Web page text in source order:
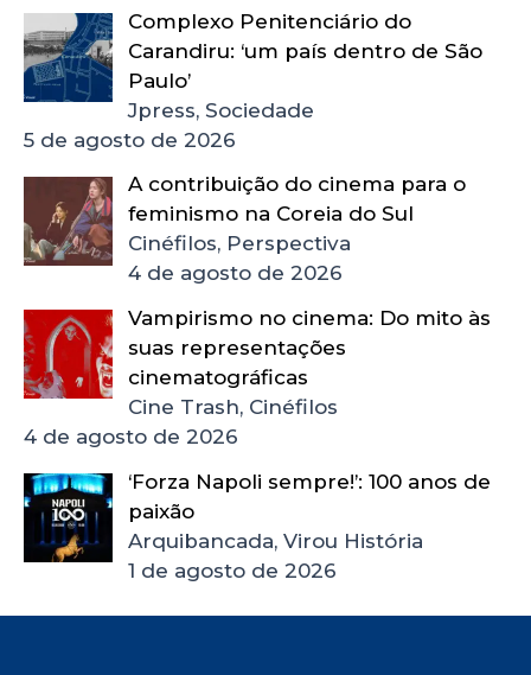
Complexo Penitenciário do
Carandiru: ‘um país dentro de São
Paulo’
Jpress, Sociedade
5 de agosto de 2026
A contribuição do cinema para o
feminismo na Coreia do Sul
Cinéfilos, Perspectiva
4 de agosto de 2026
Vampirismo no cinema: Do mito às
suas representações
cinematográficas
Cine Trash, Cinéfilos
4 de agosto de 2026
‘Forza Napoli sempre!’: 100 anos de
paixão
Arquibancada, Virou História
1 de agosto de 2026